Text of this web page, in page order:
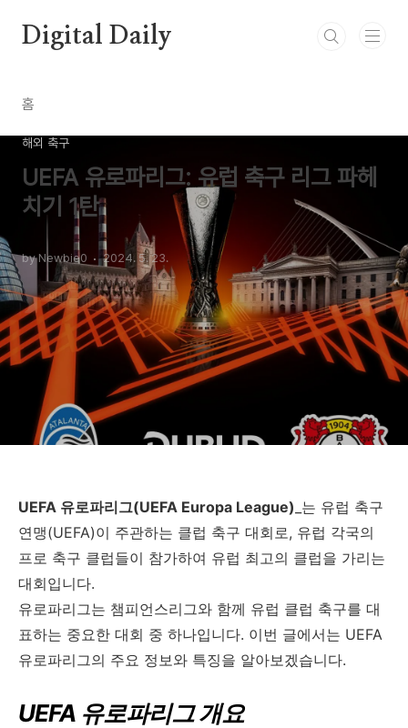
Digital Daily
홈
해외 축구
UEFA 유로파리그: 유럽 축구 리그 파헤
치기 1탄
by Newbie0 2024. 5. 23.
UEFA 유로파리그(UEFA Europa League) _는 유럽 축구
연맹(UEFA)이 주관하는 클럽 축구 대회로, 유럽 각국의
프로 축구 클럽들이 참가하여 유럽 최고의 클럽을 가리는
대회입니다.
유로파리그는 챔피언스리그와 함께 유럽 클럽 축구를 대
표하는 중요한 대회 중 하나입니다. 이번 글에서는 UEFA
유로파리그의 주요 정보와 특징을 알아보겠습니다.
UEFA 유로파리그 개요